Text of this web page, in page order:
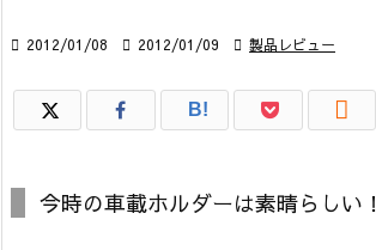
 2012/01/08  2012/01/09  製品レビュー
B! 
今時の車載ホルダーは素晴らしい！